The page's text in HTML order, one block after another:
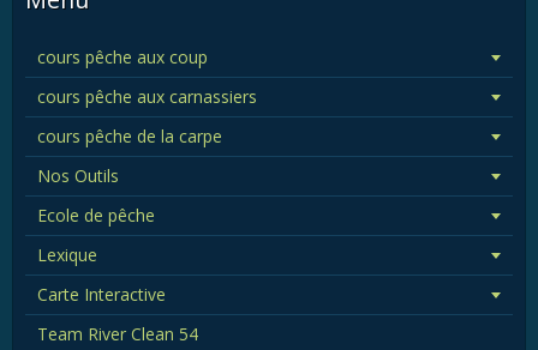
cours pêche aux coup
cours pêche aux carnassiers
cours pêche de la carpe
Nos Outils
Ecole de pêche
Lexique
Carte Interactive
Team River Clean 54